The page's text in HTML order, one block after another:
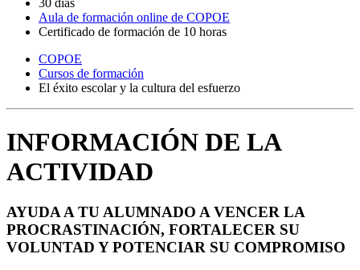
30 días
Aula de formación online de COPOE
Certificado de formación de 10 horas
COPOE
Cursos de formación
El éxito escolar y la cultura del esfuerzo
INFORMACIÓN DE LA
ACTIVIDAD
AYUDA A TU ALUMNADO A VENCER LA
PROCRASTINACIÓN, FORTALECER SU
VOLUNTAD Y POTENCIAR SU COMPROMISO